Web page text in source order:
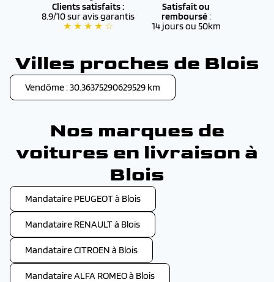
Clients satisfaits :
8.9/10 sur avis garantis
★ ★ ★ ★ ☆
Satisfait ou
remboursé:
14 jours ou 50km
Villes proches de Blois
Vendôme : 30.36375290629529 km
Nos marques de
voitures en livraison à
Blois
Mandataire PEUGEOT à Blois
Mandataire RENAULT à Blois
Mandataire CITROEN à Blois
Mandataire ALFA ROMEO à Blois